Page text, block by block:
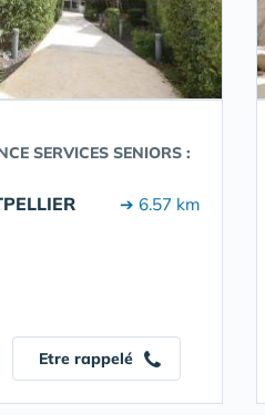
SERVICES SENIORS :
➔ 6.57 km
Etre rappelé